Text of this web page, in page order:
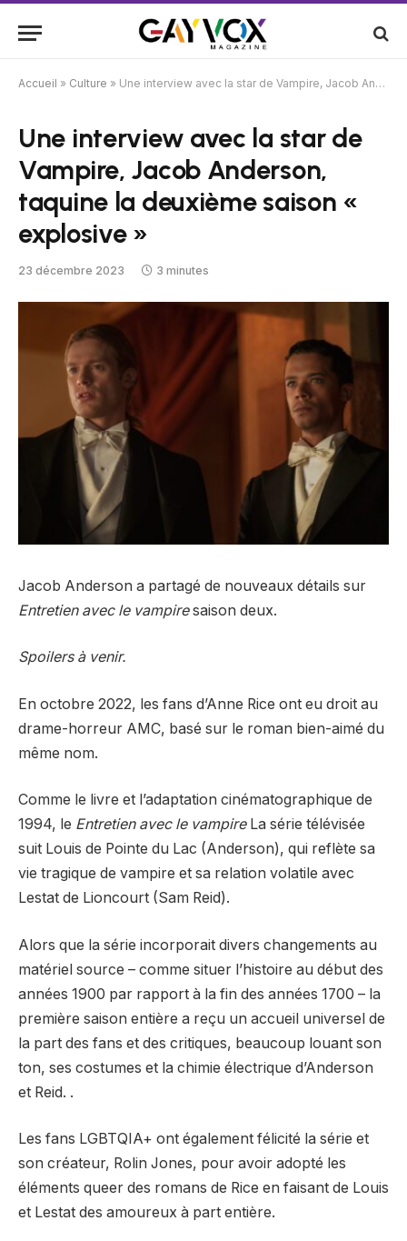
Accueil » Culture » Une interview avec la star de Vampire, Jacob Anderson, taquine la deuxième saison « explosive »
Une interview avec la star de
Vampire, Jacob Anderson,
taquine la deuxième saison «
explosive »
23 décembre 2023 3 minutes
Jacob Anderson a partagé de nouveaux détails sur
Entretien avec le vampiresaison deux.
Spoilers à venir.
En octobre 2022, les fans d’Anne Rice ont eu droit au
drame-horreur AMC, basé sur le roman bien-aimé du
même nom.
Comme le livre et l’adaptation cinématographique de
1994, le Entretien avec le vampireLa série télévisée
suit Louis de Pointe du Lac (Anderson), qui reflète sa
vie tragique de vampire et sa relation volatile avec
Lestat de Lioncourt (Sam Reid).
Alors que la série incorporait divers changements au
matériel source – comme situer l’histoire au début des
années 1900 par rapport à la fin des années 1700 – la
première saison entière a reçu un accueil universel de
la part des fans et des critiques, beaucoup louant son
ton, ses costumes et la chimie électrique d’Anderson
et Reid. .
Les fans LGBTQIA+ ont également félicité la série et
son créateur, Rolin Jones, pour avoir adopté les
éléments queer des romans de Rice en faisant de Louis
et Lestat des amoureux à part entière.